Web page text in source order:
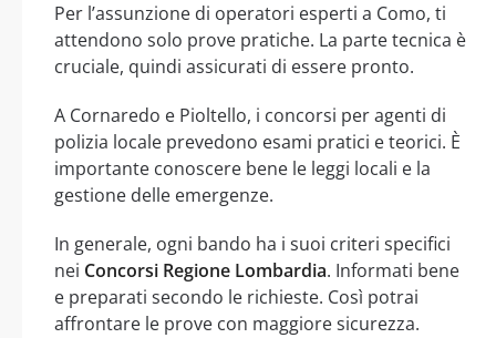
Per l’assunzione di operatori esperti a Como, ti
attendono solo prove pratiche. La parte tecnica è
cruciale, quindi assicurati di essere pronto.
A Cornaredo e Pioltello, i concorsi per agenti di
polizia locale prevedono esami pratici e teorici. È
importante conoscere bene le leggi locali e la
gestione delle emergenze.
In generale, ogni bando ha i suoi criteri specifici
nei Concorsi Regione Lombardia. Informati bene
e preparati secondo le richieste. Così potrai
affrontare le prove con maggiore sicurezza.